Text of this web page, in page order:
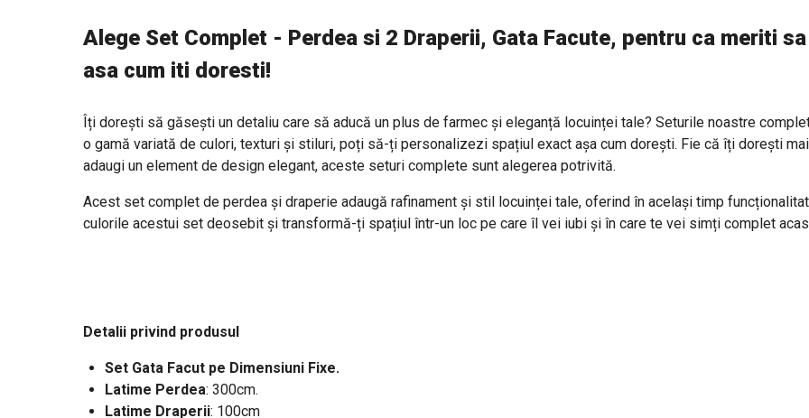
Alege Set Complet - Perdea si 2 Draperii, Gata Facute, pentru ca meriti
asa cum iti doresti!
Îți dorești să găsești un detaliu care să aducă un plus de farmec și eleganță locuinței tale? Seturile noastre
o gamă variată de culori, texturi și stiluri, poți să-ți personalizezi spațiul exact așa cum dorești. Fie că îți dorești
adaugi un element de design elegant, aceste seturi complete sunt alegerea potrivită.
Acest set complet de perdea și draperie adaugă rafinament și stil locuinței tale, oferind în același timp
culorile acestui set deosebit și transformă-ți spațiul într-un loc pe care îl vei iubi și în care te vei simți complet
Detalii privind produsul
Set Gata Facut pe Dimensiuni Fixe.
Latime Perdea: 300cm.
Latime Draperii: 100cm